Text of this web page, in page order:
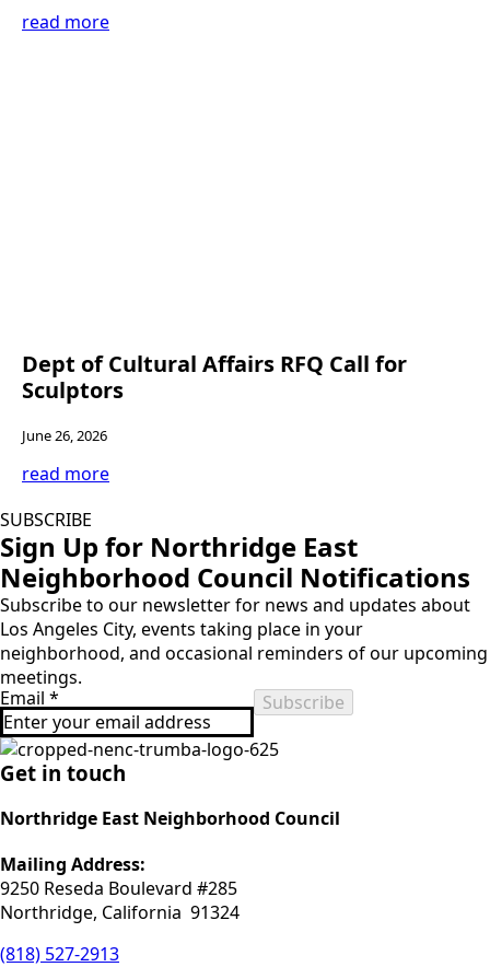
read more
Dept of Cultural Affairs RFQ Call for
Sculptors
June 26, 2026
read more
SUBSCRIBE
Sign Up for Northridge East
Neighborhood Council Notifications
Subscribe to our newsletter for news and updates about
Los Angeles City, events taking place in your
neighborhood, and occasional reminders of our upcoming
meetings.
Email * Subscribe
Get in touch
Northridge East Neighborhood Council
Mailing Address:
9250 Reseda Boulevard #285
Northridge, California 91324
(818) 527-2913